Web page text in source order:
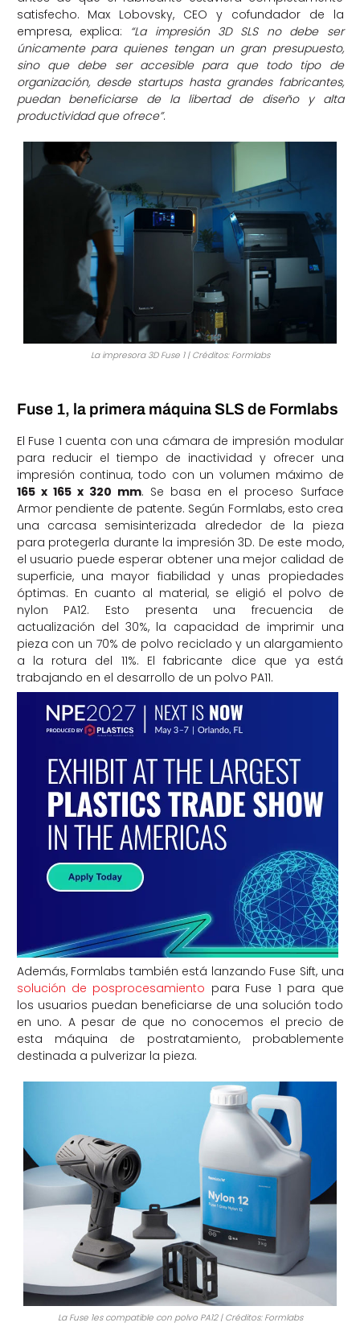
satisfecho. Max Lobovsky, CEO y cofundador de la
empresa, explica: “La impresión 3D SLS no debe ser
únicamente para quienes tengan un gran presupuesto,
sino que debe ser accesible para que todo tipo de
organización, desde startups hasta grandes fabricantes,
puedan beneficiarse de la libertad de diseño y alta
productividad que ofrece”.
La impresora 3D Fuse 1 | Créditos: Formlabs
Fuse 1, la primera máquina SLS de Formlabs
El Fuse 1 cuenta con una cámara de impresión modular
para reducir el tiempo de inactividad y ofrecer una
impresión continua, todo con un volumen máximo de
165 x 165 x 320 mm. Se basa en el proceso Surface
Armor pendiente de patente. Según Formlabs, esto crea
una carcasa semisinterizada alrededor de la pieza
para protegerla durante la impresión 3D. De este modo,
el usuario puede esperar obtener una mejor calidad de
superficie, una mayor fiabilidad y unas propiedades
óptimas. En cuanto al material, se eligió el polvo de
nylon PA12. Esto presenta una frecuencia de
actualización del 30%, la capacidad de imprimir una
pieza con un 70% de polvo reciclado y un alargamiento
a la rotura del 11%. El fabricante dice que ya está
trabajando en el desarrollo de un polvo PA11.
Además, Formlabs también está lanzando Fuse Sift, una
solución de posprocesamiento para Fuse 1 para que
los usuarios puedan beneficiarse de una solución todo
en uno. A pesar de que no conocemos el precio de
esta máquina de postratamiento, probablemente
destinada a pulverizar la pieza.
La Fuse 1es compatible con polvo PA12 | Créditos: Formlabs